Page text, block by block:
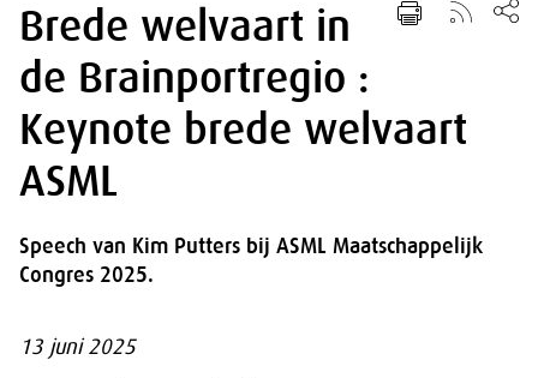
Brede welvaart in
de Brainportregio :
Keynote brede welvaart
ASML
Speech van Kim Putters bij ASML Maatschappelijk
Congres 2025.
13 juni 2025